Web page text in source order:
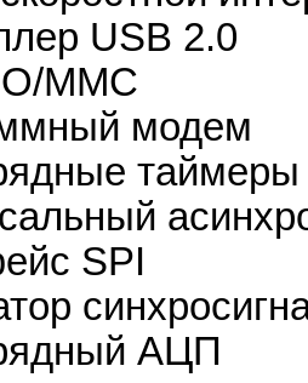
USB 2.0
MMC
модем
таймеры
SPI
АЦП